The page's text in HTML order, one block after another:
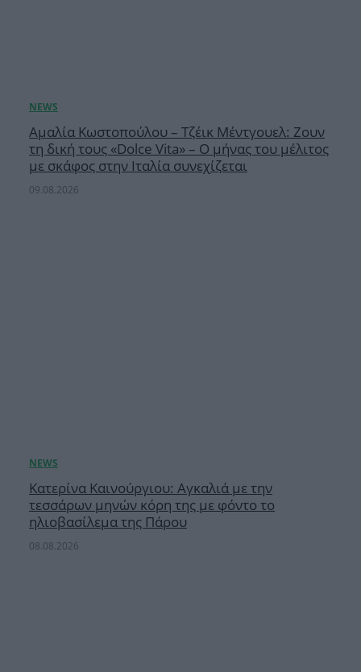
Αμαλία Κωστοπούλου – Τζέικ Μέντγουελ: Ζουν
τη δική τους «Dolce Vita» – Ο μήνας του μέλιτος
με σκάφος στην Ιταλία συνεχίζεται
09.08.2026
Κατερίνα Καινούργιου: Αγκαλιά με την
τεσσάρων μηνών κόρη της με φόντο το
ηλιοβασίλεμα της Πάρου
08.08.2026